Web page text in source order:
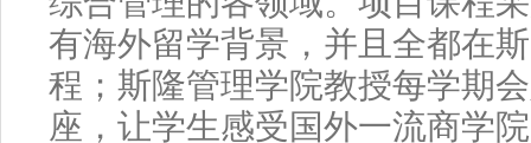
有海外留学背景，并且全都在
程；斯隆管理学院教授每学期
座，让学生感受国外一流商学